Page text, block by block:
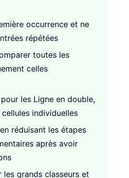
occurrence et ne
répétées
toutes les
celles
les Ligne en double,
individuelles
réduisant les étapes
après avoir
les grands classeurs et